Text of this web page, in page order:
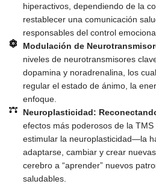
hiperactivos, dependiendo de la
restablecer una comunicación
responsables del control
Modulación de
niveles de neurotransmisores
dopamina y noradrenalina, los
regular el estado de ánimo, la
enfoque.
Neuroplasticidad:
efectos más poderosos de la
estimular la neuroplasticidad—la
adaptarse, cambiar y crear
cerebro a “aprender” nuevos
saludables.